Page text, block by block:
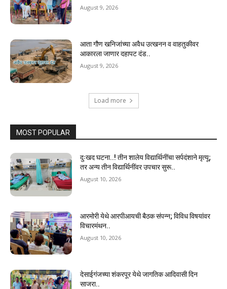
August 9, 2026
आता गौण खनिजांच्या अवैध उत्खनन व वाहतुकीवर
आकारला जाणार दहापट दंड..
August 9, 2026
Load more
MOST POPULAR
दुःखद घटना..! तीन शालेय विद्यार्थिनींचा सर्पदंशाने मृत्यू;
तर अन्य तीन विद्यार्थिनींवर उपचार सुरू..
August 10, 2026
आरमोरी येथे आरपीआयची बैठक संपन्न; विविध विषयांवर
विचारमंथन..
August 10, 2026
देसाईगंजच्या शंकरपूर येथे जागतिक आदिवासी दिन
साजरा..